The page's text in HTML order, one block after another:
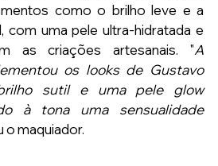
como o brilho leve e a
com uma pele ultra-hidratada e
as criações artesanais. "A
os looks de Gustavo
sutil e uma pele glow
à tona uma sensualidade
o maquiador.